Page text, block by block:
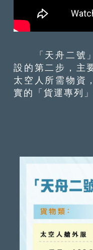
「天舟二號」
設的第二步，主
太空人所需物資
實的「貨運專列」